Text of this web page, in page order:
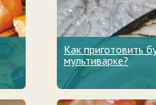
Как приготовить
мультиварке?